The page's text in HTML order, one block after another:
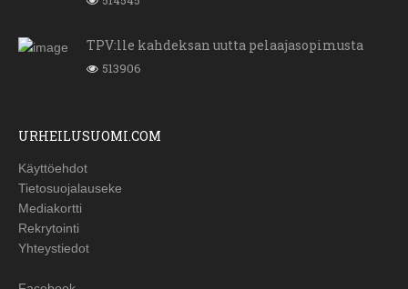
TPV:lle kahdeksan uutta pelaajasopimusta
513906
URHEILUSUOMI.COM
Käyttöehdot
Tietosuojalauseke
Mediakortti
Rekrytointi
Yhteystiedot